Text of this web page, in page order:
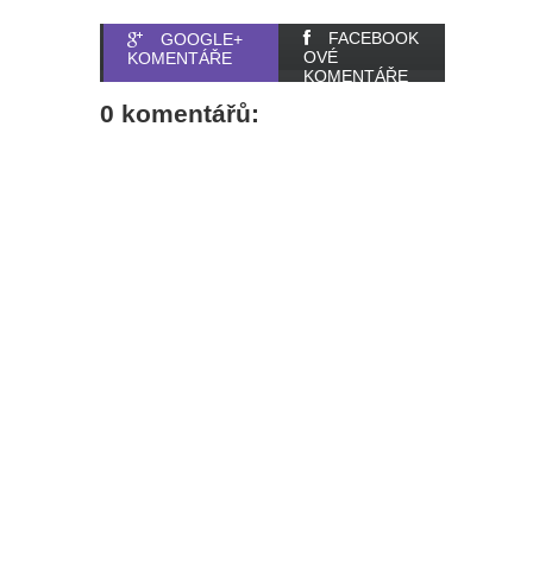
GOOGLE+
KOMENTÁŘE
FACEBOOK
OVÉ
KOMENTÁŘE
0 komentářů: